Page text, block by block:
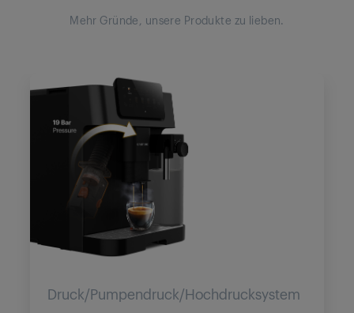
Mehr Gründe, unsere Produkte zu lieben.
Druck/Pumpendruck/Hochdrucksystem